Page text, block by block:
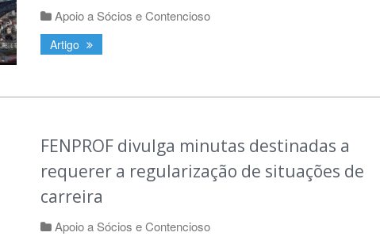
Apoio a Sócios e Contencioso
Artigo
FENPROF divulga minutas destinadas a
requerer a regularização de situações de
carreira
Apoio a Sócios e Contencioso